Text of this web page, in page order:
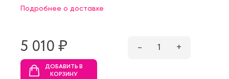
Подробнее о доставке
5 010 ₷ – 1 +
ДОБАВИТЬ В
КОРЗИНУ